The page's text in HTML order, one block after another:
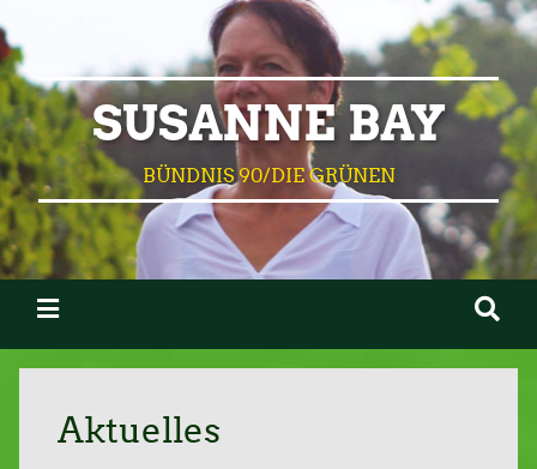
SUSANNE BAY
BÜNDNIS 90/DIE GRÜNEN
Aktuelles